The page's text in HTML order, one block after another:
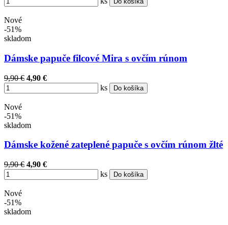
Nové
-51%
skladom
Dámske papuče filcové Mira s ovčím rúnom
9,90 € 4,90 €
ks
Do košíka
Nové
-51%
skladom
Dámske kožené zateplené papuče s ovčím rúnom žlté
9,90 € 4,90 €
ks
Do košíka
Nové
-51%
skladom